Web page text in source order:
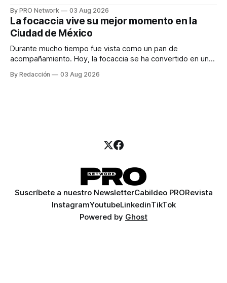
para los textos, alguien que supiera de publicidad digital
para encontrar prospectos, un vendedor para atender
llamadas y mensajes, y —con suerte— una persona
By PRO Network 03 Aug 2026
La focaccia vive su mejor momento en la
Ciudad de México
Durante mucho tiempo fue vista como un pan de
acompañamiento. Hoy, la focaccia se ha convertido en uno
artesanal, ingredientes de calidad y experiencias que
By Redacción 03 Aug 2026
Suscríbete a nuestro NewsletterCabildeo PRORevista
InstagramYoutubeLinkedinTikTok
Powered by Ghost